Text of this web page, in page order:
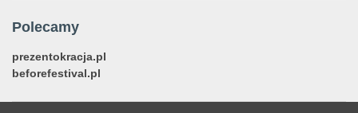
Polecamy
prezentokracja.pl
beforefestival.pl